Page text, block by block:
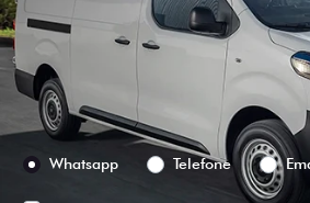
Versão escolhida
Preferência de contato:
Whatsapp
Telefone